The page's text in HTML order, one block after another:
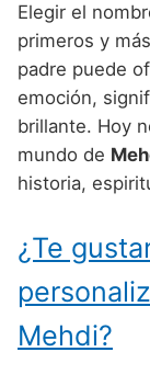
Elegir el
primeros y
padre puede
emoción,
brillante. Hoy
mundo de
historia,
¿Te
Mehdi?